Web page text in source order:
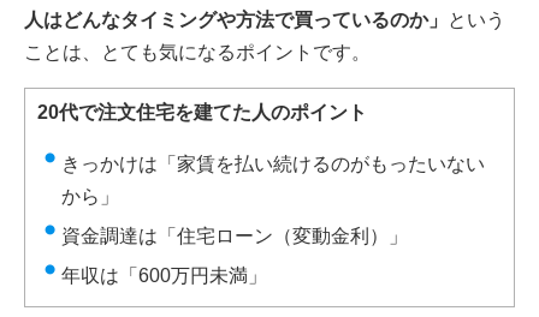
人はどんなタイミングや方法で買っているのか」
という
ことは、とても気になるポイントです。
20代で注文住宅を建てた人のポイント
きっかけは「家賃を払い続けるのがもったいない
から」
資金調達は「住宅ローン（変動金利）」
年収は「600万円未満」